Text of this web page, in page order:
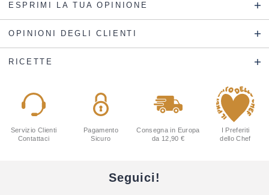
ESPRIMI LA TUA OPINIONE
OPINIONI DEGLI CLIENTI
RICETTE
Servizio Clienti
Contattaci
Pagamento
Sicuro
Consegna in Europa
da 12,90 €
I Preferiti
dello Chef
Seguici!